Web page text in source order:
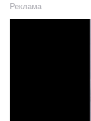
Реклама